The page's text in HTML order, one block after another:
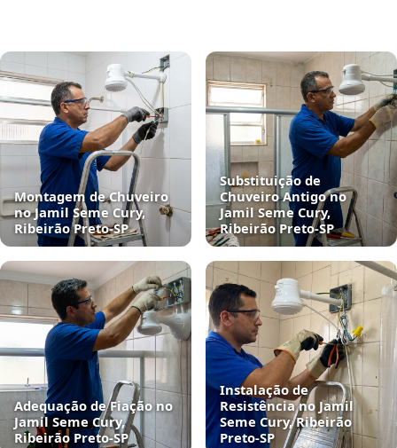
Montagem de Chuveiro
no Jamil Seme Cury,
Ribeirão Preto‑SP
Substituição de
Chuveiro Antigo no
Jamil Seme Cury,
Ribeirão Preto‑SP
Adequação de Fiação no
Jamil Seme Cury,
Ribeirão Preto‑SP
Instalação de
Resistência no Jamil
Seme Cury, Ribeirão
Preto‑SP